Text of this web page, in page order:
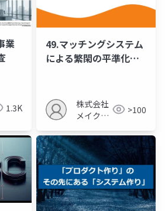
業
1.3K
49.マッチングシステム
による繁閑の平準化と
株式会社
メイクア
>100